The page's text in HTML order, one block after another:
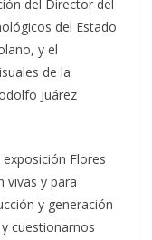
del Director del
del Estado
y el
de la
Juárez
Flores
vivas y para
y generación
cuestionarnos